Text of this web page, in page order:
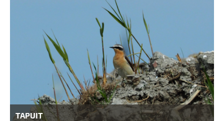
TAPUIT